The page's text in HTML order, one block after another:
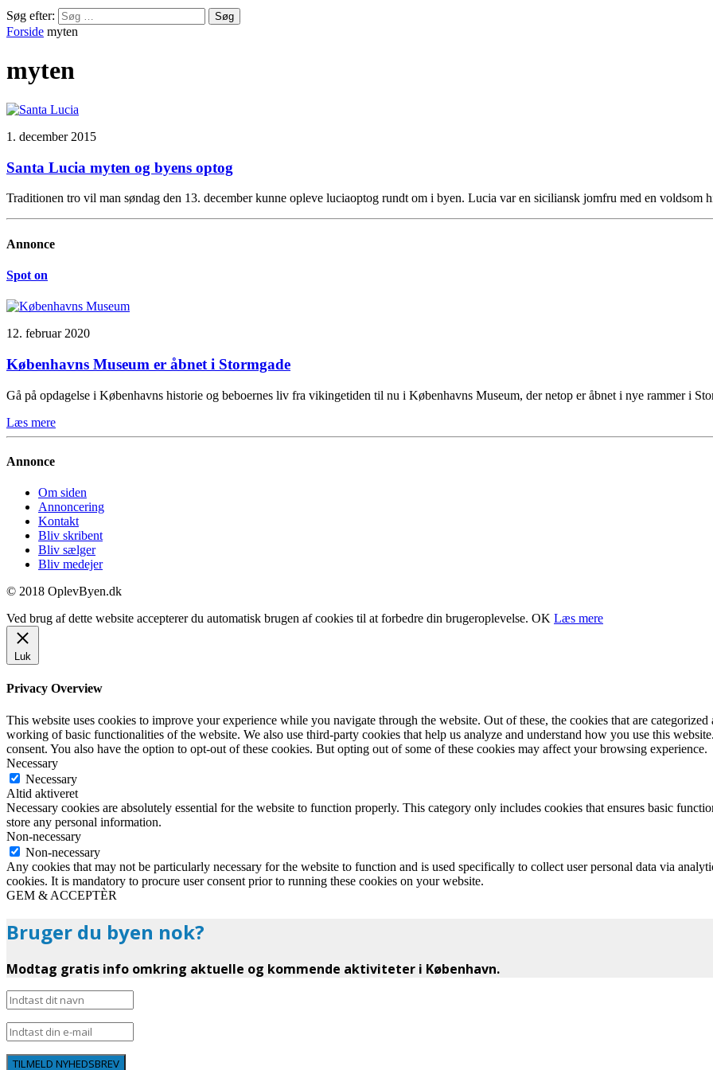
Søg efter:
Forside myten
myten
1. december 2015
Santa Lucia myten og byens optog
Traditionen tro vil man søndag den 13. december kunne opleve luciaoptog rundt om i byen. Lucia var en siciliansk jomfru med en voldsom
Annonce
Spot on
12. februar 2020
Københavns Museum er åbnet i Stormgade
Gå på opdagelse i Københavns historie og beboernes liv fra vikingetiden til nu i Københavns Museum, der netop er åbnet i nye rammer i
Læs mere
Annonce
Om siden
Annoncering
Kontakt
Bliv skribent
Bliv sælger
Bliv medejer
© 2018 OplevByen.dk
Ved brug af dette website accepterer du automatisk brugen af cookies til at forbedre din brugeroplevelse. OK Læs mere
Luk
Privacy Overview
This website uses cookies to improve your experience while you navigate through the website. Out of these, the cookies that are categorized
working of basic functionalities of the website. We also use third-party cookies that help us analyze and understand how you use this
consent. You also have the option to opt-out of these cookies. But opting out of some of these cookies may affect your browsing experience.
Necessary
Necessary
Altid aktiveret
Necessary cookies are absolutely essential for the website to function properly. This category only includes cookies that ensures basic
store any personal information.
Non-necessary
Non-necessary
Any cookies that may not be particularly necessary for the website to function and is used specifically to collect user personal data via
cookies. It is mandatory to procure user consent prior to running these cookies on your website.
GEM & ACCEPTÈR
Bruger du byen nok?
Modtag gratis info omkring aktuelle og kommende aktiviteter i København.
TILMELD NYHEDSBREV